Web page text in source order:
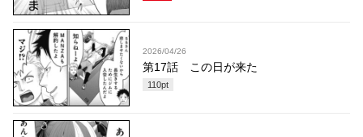
2026/04/26
第17話 この日が来た
110pt